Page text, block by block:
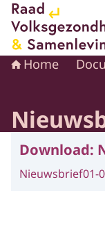
Naar de
Home
Download:
Nieuwsbrief01-